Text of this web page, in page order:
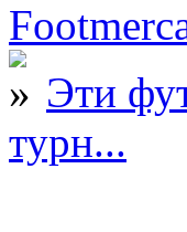
Эти
турн...